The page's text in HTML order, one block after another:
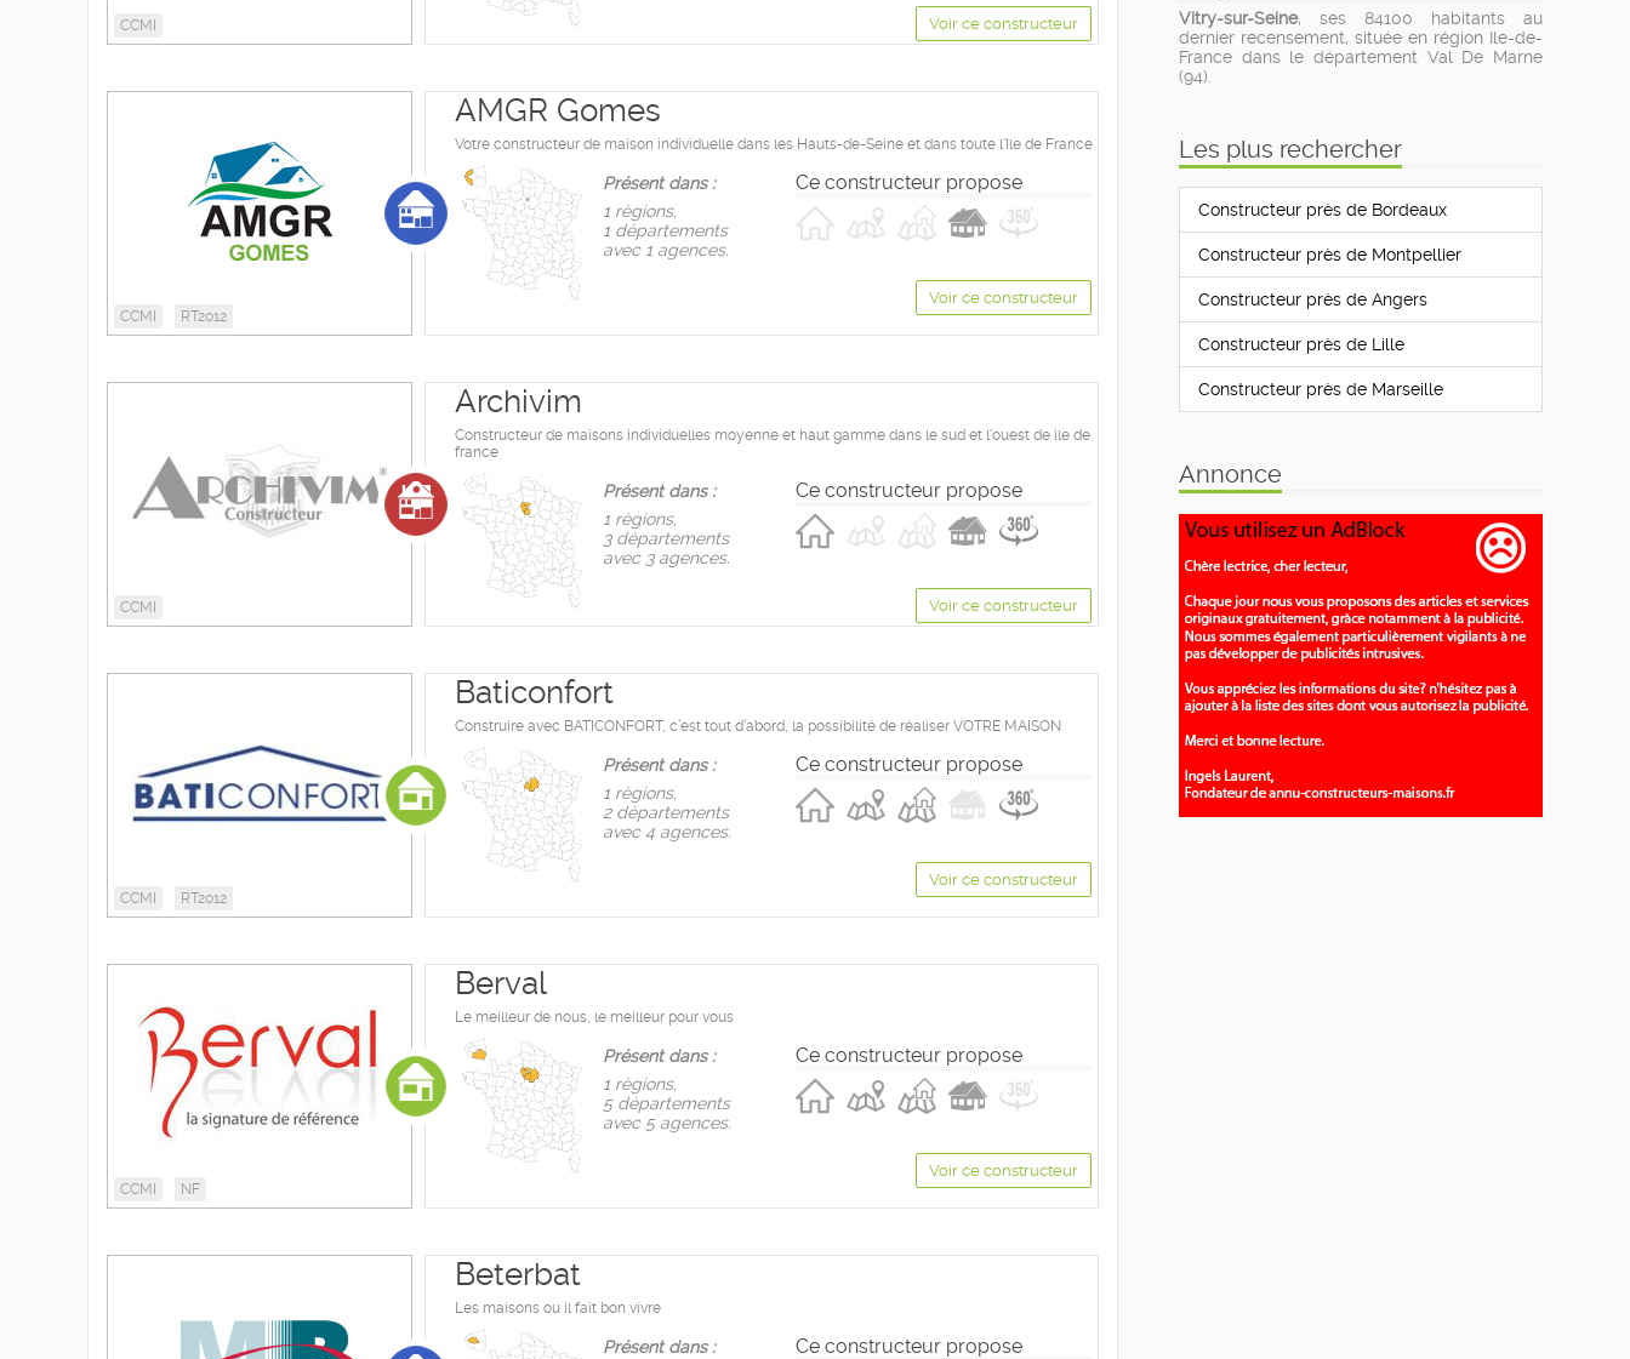
Vitry-sur-Seine, ses 84100 habitants au
dernier recensement, située en région Ile-de-
France dans le département Val De Marne
(94).
Les plus rechercher
Constructeur près de Bordeaux
Constructeur près de Montpellier
Constructeur près de Angers
Constructeur près de Lille
Constructeur près de Marseille
Annonce
CCMI Voir ce constructeur
CCMI RT2012
AMGR Gomes
Votre constructeur de maison individuelle dans les Hauts-de-Seine et dans toute l'Ile de France
Présent dans :
1 règions,
1 départements
avec 1 agences.
Ce constructeur propose
Voir ce constructeur
CCMI
Archivim
Constructeur de maisons individuelles moyenne et haut gamme dans le sud et l'ouest de ile de
france
Présent dans :
1 règions,
3 départements
avec 3 agences.
Ce constructeur propose
Voir ce constructeur
CCMI RT2012
Baticonfort
Construire avec BATICONFORT, c’est tout d’abord, la possibilité de réaliser VOTRE MAISON
Présent dans :
1 règions,
2 départements
avec 4 agences.
Ce constructeur propose
Voir ce constructeur
CCMI NF
Berval
Le meilleur de nous, le meilleur pour vous
Présent dans :
1 règions,
5 départements
avec 5 agences.
Ce constructeur propose
Voir ce constructeur
Beterbat
Les maisons ou il fait bon vivre
Présent dans :
Ce constructeur propose